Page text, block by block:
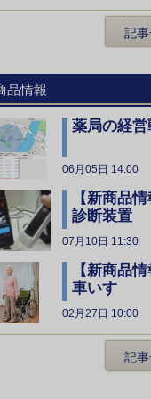
記
品情報
薬局の経
06月05日 14:00
【新商品
診断装置
07月10日 11:30
【新商品
車いす
02月27日 10:00
記